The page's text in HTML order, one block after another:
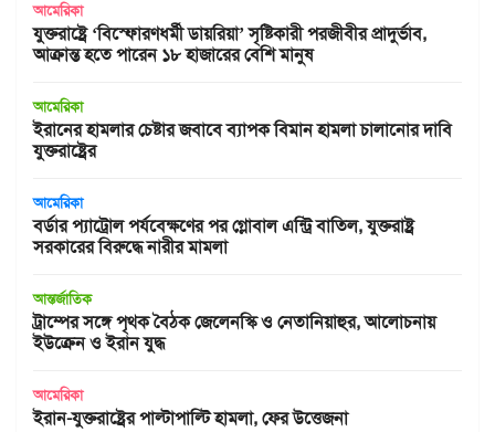
আমেরিকা
যুক্তরাষ্ট্রে ‘বিস্ফোরণধর্মী ডায়রিয়া’ সৃষ্টিকারী পরজীবীর প্রাদুর্ভাব,
আক্রান্ত হতে পারেন ১৮ হাজারের বেশি মানুষ
আমেরিকা
ইরানের হামলার চেষ্টার জবাবে ব্যাপক বিমান হামলা চালানোর দাবি
যুক্তরাষ্ট্রের
আমেরিকা
বর্ডার প্যাট্রোল পর্যবেক্ষণের পর গ্লোবাল এন্ট্রি বাতিল, যুক্তরাষ্ট্র
সরকারের বিরুদ্ধে নারীর মামলা
আন্তর্জাতিক
ট্রাম্পের সঙ্গে পৃথক বৈঠক জেলেনস্কি ও নেতানিয়াহুর, আলোচনায়
ইউক্রেন ও ইরান যুদ্ধ
আমেরিকা
ইরান-যুক্তরাষ্ট্রের পাল্টাপাল্টি হামলা, ফের উত্তেজনা